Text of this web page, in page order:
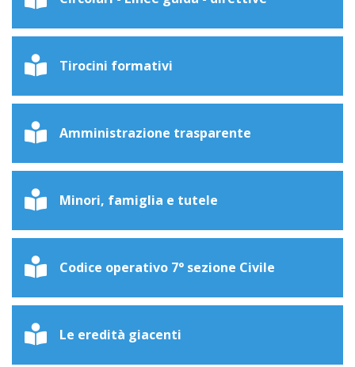
Tirocini formativi
Amministrazione trasparente
Minori, famiglia e tutele
Codice operativo 7° sezione Civile
Le eredità giacenti